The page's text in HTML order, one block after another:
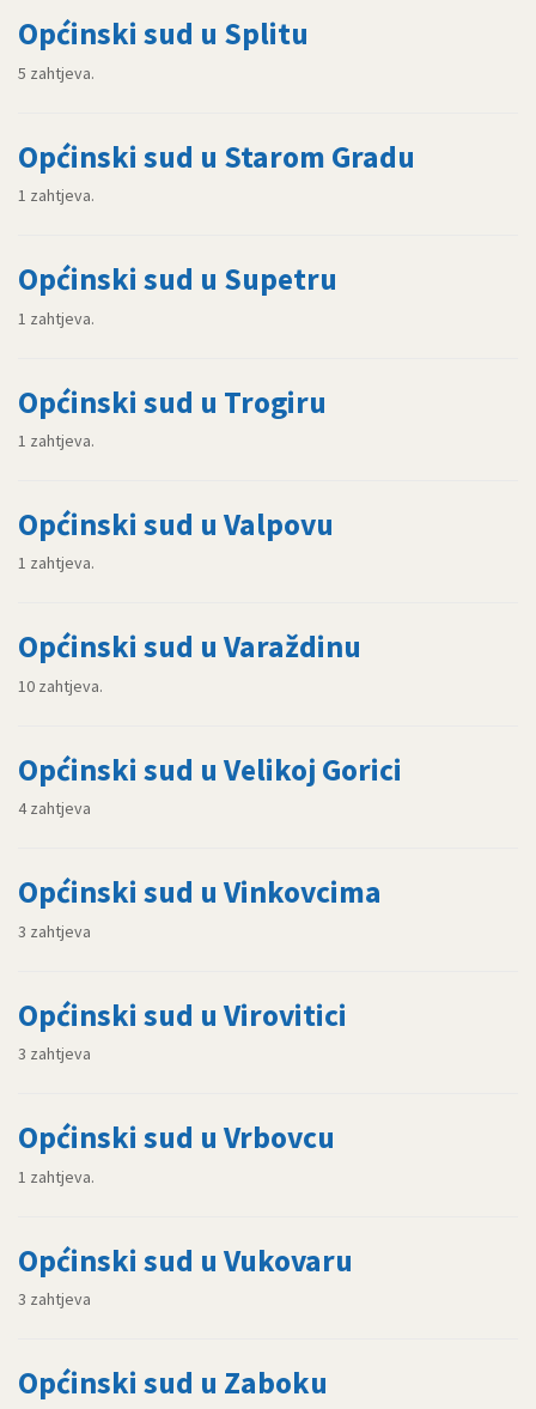
Općinski sud u Splitu
5 zahtjeva.
Općinski sud u Starom Gradu
1 zahtjeva.
Općinski sud u Supetru
1 zahtjeva.
Općinski sud u Trogiru
1 zahtjeva.
Općinski sud u Valpovu
1 zahtjeva.
Općinski sud u Varaždinu
10 zahtjeva.
Općinski sud u Velikoj Gorici
4 zahtjeva
Općinski sud u Vinkovcima
3 zahtjeva
Općinski sud u Virovitici
3 zahtjeva
Općinski sud u Vrbovcu
1 zahtjeva.
Općinski sud u Vukovaru
3 zahtjeva
Općinski sud u Zaboku